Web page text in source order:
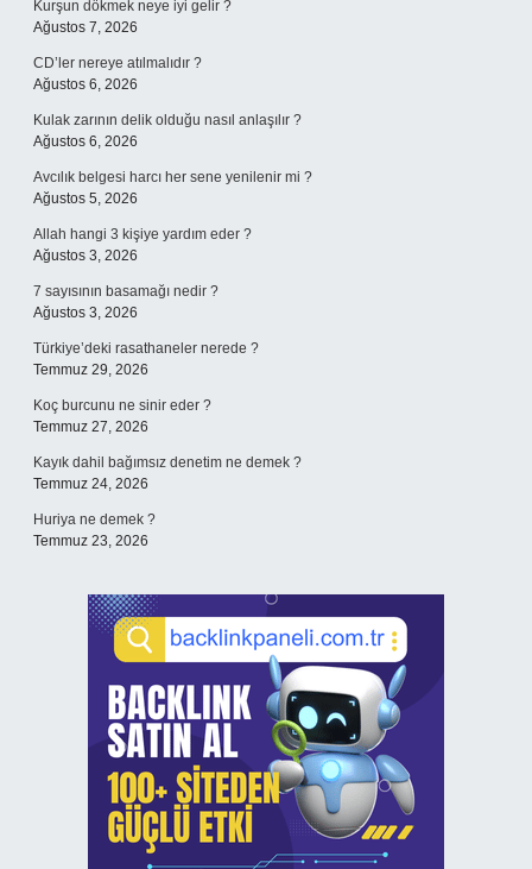
Kurşun dökmek neye iyi gelir ?
Ağustos 7, 2026
CD’ler nereye atılmalıdır ?
Ağustos 6, 2026
Kulak zarının delik olduğu nasıl anlaşılır ?
Ağustos 6, 2026
Avcılık belgesi harcı her sene yenilenir mi ?
Ağustos 5, 2026
Allah hangi 3 kişiye yardım eder ?
Ağustos 3, 2026
7 sayısının basamağı nedir ?
Ağustos 3, 2026
Türkiye’deki rasathaneler nerede ?
Temmuz 29, 2026
Koç burcunu ne sinir eder ?
Temmuz 27, 2026
Kayık dahil bağımsız denetim ne demek ?
Temmuz 24, 2026
Huriya ne demek ?
Temmuz 23, 2026